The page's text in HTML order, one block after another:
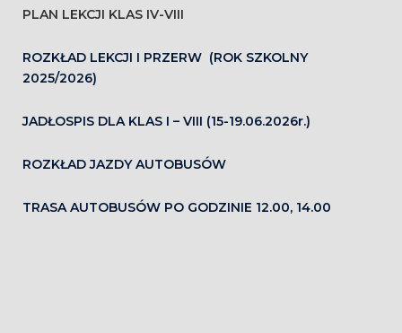
PLAN LEKCJI KLAS IV-VIII
ROZKŁAD LEKCJI I PRZERW (ROK SZKOLNY
2025/2026)
JADŁOSPIS DLA KLAS I – VIII (15-19.06.2026r.)
ROZKŁAD JAZDY AUTOBUSÓW
TRASA AUTOBUSÓW PO GODZINIE 12.00, 14.00